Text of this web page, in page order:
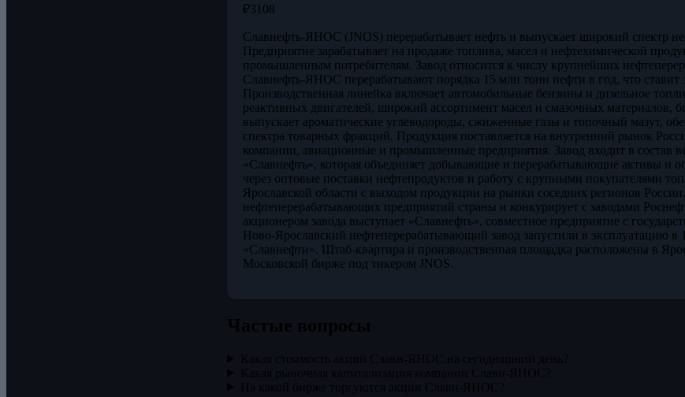
₽3108
Славнефть-ЯНОС (JNOS) перерабатывает нефть и выпускает широкий спектр
Предприятие зарабатывает на продаже топлива, масел и нефтехимической
промышленным потребителям. Завод относится к числу крупнейших
Славнефть-ЯНОС перерабатывают порядка 15 млн тонн нефти в год, что ставит
Производственная линейка включает автомобильные бензины и дизельное
реактивных двигателей, широкий ассортимент масел и смазочных
выпускает ароматические углеводороды, сжиженные газы и топочный мазут,
спектра товарных фракций. Продукция поставляется на внутренний рынок
компании, авиационные и промышленные предприятия. Завод входит в состав
«Славнефть», которая объединяет добывающие и перерабатывающие активы и
через оптовые поставки нефтепродуктов и работу с крупными покупателями
Ярославской области с выходом продукции на рынки соседних регионов
нефтеперерабатывающих предприятий страны и конкурирует с заводами
акционером завода выступает «Славнефть», совместное предприятие с
Ново-Ярославский нефтеперерабатывающий завод запустили в эксплуатацию в
«Славнефти». Штаб-квартира и производственная площадка расположены в
Московской бирже под тикером JNOS.